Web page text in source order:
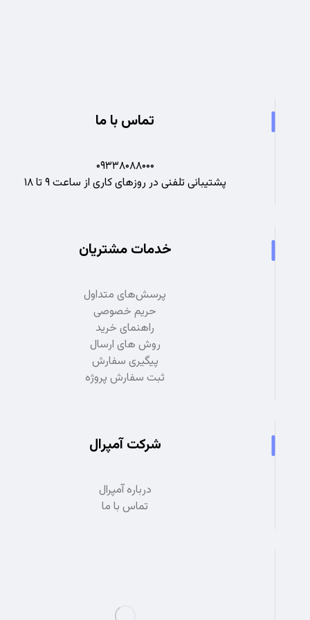
تماس با ما
۰۹۳۳۸۰۸۸۰۰۰
پشتیبانی تلفنی در روزهای کاری از ساعت ۹ تا ۱۸
خدمات مشتریان
پرسش‌های متداول
حریم خصوصی
راهنمای خرید
روش های ارسال
پیگیری سفارش
ثبت سفارش پروژه
شرکت آمپرال
درباره آمپرال
تماس با ما